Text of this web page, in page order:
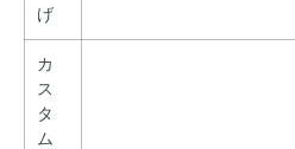
げ
カ
ス
タ
ム